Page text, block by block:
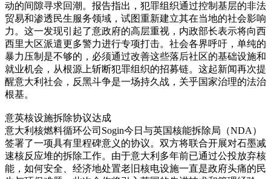
动的间隙寻求回潮。报告指出，犯罪组织通过控制基层的非法
贸易和渗透民生服务领域，试图重新建立其在当地的社会影响
力。这一发现引起了意政府的高层重视，内政部长表示将向西
西里大区派遣更多警力进行专项打击。社会各界呼吁，单纯的
暴力压制是不够的，必须通过改善这些落后社区的基础设施和
就业机会，从根源上斩断犯罪组织的招募链。这起新闻再次提
醒意大利社会，反黑斗争是一场持久战，关乎国家治理的法治
根基。
意英核设施拆除协议达成
意大利核燃料循环公司Sogin今日与英国核能拆除局（NDA）
签署了一项具有里程碑意义的协议。双方将联合开展对石墨减
速核反应堆的拆除工作。由于意大利多年前已通过公投放弃核
能，如何安全、经济地处置老旧核电设施一直是政府头痛的民